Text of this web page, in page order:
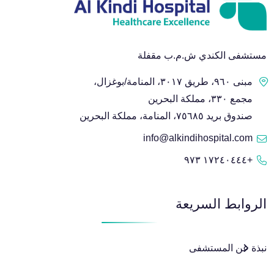
مستشفى الكندي ش.م.ب مقفلة
مبنى ٩٦٠، طريق ٣٠١٧، المنامة/بوغزال،
مجمع ٣٣٠، مملكة البحرين
صندوق بريد ٧٥٦٨٥، المنامة، مملكة البحرين
info@alkindihospital.com
+١٧٢٤٠٤٤٤ ٩٧٣
الروابط السريعة
نبذة عن المستشفى